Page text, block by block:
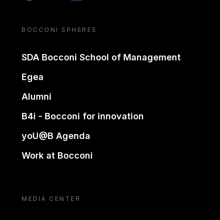
BOCCONI SPHERES
SDA Bocconi School of Management
Egea
Alumni
B4i - Bocconi for innovation
yoU@B Agenda
Work at Bocconi
MEDIA CENTER